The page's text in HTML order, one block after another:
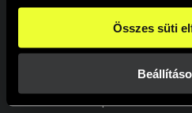
beállításokban pedig
a weboldal használatához
A weboldalainkon használt
erre a linkre kattintva a Süti
Összes süti
megtett tétekből és
érvényes pörgetésből
promóció teljes ideje alatt.
Egyenlő pontszámot elért
a Játékos kerül feljebb a